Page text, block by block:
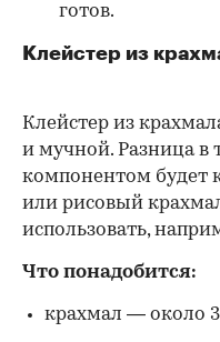
готов.
Клейстер из
Клейстер из
и мучной. Разница в
компонентом будет
или рисовый
использовать,
Что понадобится:
крахмал — около